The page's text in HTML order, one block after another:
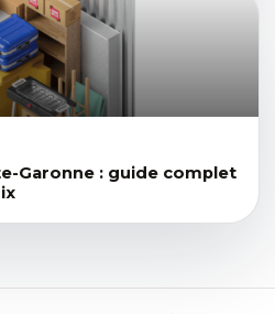
Garonne : guide complet